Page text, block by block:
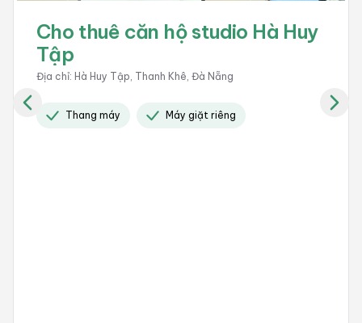
Cho thuê căn hộ studio Nghiêm
Xuân Yêm